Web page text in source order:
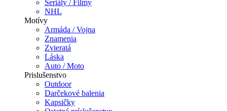
Seriály / Filmy
NHL
Motívy
Armáda / Vojna
Znamenia
Zvieratá
Láska
Auto / Moto
Prislušenstvo
Outdoor
Darčekové balenia
Kapsičky